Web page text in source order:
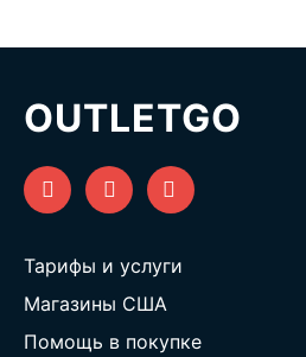
OUTLETGO
Тарифы и услуги
Магазины США
Помощь в покупке